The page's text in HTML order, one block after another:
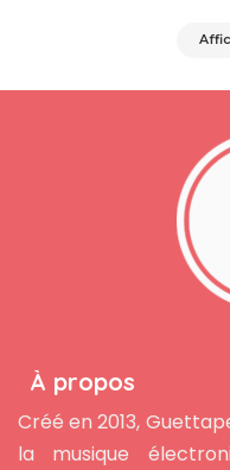
À propos
Créé en 2013,
la musique